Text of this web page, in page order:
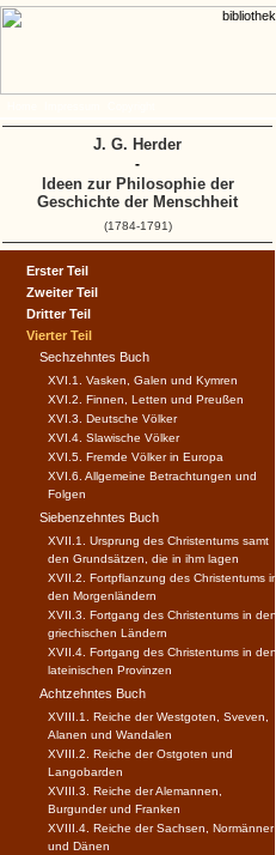
Erster Teil
Zweiter Teil
Dritter Teil
Vierter Teil
Sechzehntes Buch
XVI.1. Vasken, Galen und Kymren
XVI.2. Finnen, Letten und Preußen
XVI.3. Deutsche Völker
XVI.4. Slawische Völker
XVI.5. Fremde Völker in Europa
XVI.6. Allgemeine Betrachtungen und
Folgen
Siebenzehntes Buch
XVII.1. Ursprung des Christentums samt
den Grundsätzen, die in ihm lagen
XVII.2. Fortpflanzung des Christentums in
den Morgenländern
XVII.3. Fortgang des Christentums in den
griechischen Ländern
XVII.4. Fortgang des Christentums in den
lateinischen Provinzen
Achtzehntes Buch
XVIII.1. Reiche der Westgoten, Sveven,
Alanen und Wandalen
XVIII.2. Reiche der Ostgoten und
Langobarden
XVIII.3. Reiche der Alemannen,
Burgunder und Franken
XVIII.4. Reiche der Sachsen, Normänner
und Dänen
J. G. Herder
-
Ideen zur Philosophie der
Geschichte der Menschheit
(1784-1791)